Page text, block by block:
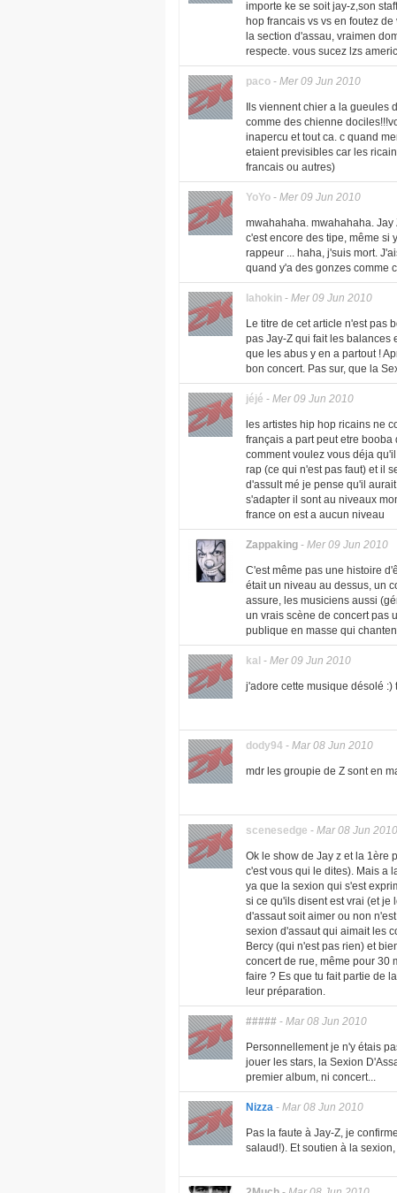
importe ke se soit jay-z,son
hop francais vs vs en foutez
la section d'assau, vraimen
respecte. vous sucez lzs
paco - Mer 09 Jun 2010
Ils viennent chier a la gueules
comme des chienne
inapercu et tout ca. c quand
etaient previsibles car les
francais ou autres)
YoYo - Mer 09 Jun 2010
mwahahaha. mwahahaha. Jay
c'est encore des tipe, même si
rappeur ... haha, j'suis mort.
quand y'a des gonzes comme
lahokin - Mer 09 Jun 2010
Le titre de cet article n'est pas
pas Jay-Z qui fait les balances
que les abus y en a partout !
bon concert. Pas sur, que la
jéjé - Mer 09 Jun 2010
les artistes hip hop ricains ne
français a part peut etre
comment voulez vous déja
rap (ce qui n'est pas faut) et il
d'assult mé je pense qu'il
s'adapter il sont au niveaux
france on est a aucun niveau
Zappaking - Mer 09 Jun 2010
C'est même pas une histoire
était un niveau au dessus, un
assure, les musiciens aussi
un vrais scène de concert pas
publique en masse qui
kal - Mer 09 Jun 2010
j'adore cette musique désolé :)
dody94 - Mar 08 Jun 2010
mdr les groupie de Z sont en
scenesedge - Mar 08 Jun 2010
Ok le show de Jay z et la 1ère
c'est vous qui le dites). Mais a
ya que la sexion qui s'est
si ce qu'ils disent est vrai (et je
d'assaut soit aimer ou non
sexion d'assaut qui aimait les
Bercy (qui n'est pas rien) et
concert de rue, même pour 30
faire ? Es que tu fait partie de
leur préparation.
##### - Mar 08 Jun 2010
Personnellement je n'y étais
jouer les stars, la Sexion
premier album, ni concert...
Nizza - Mar 08 Jun 2010
Pas la faute à Jay-Z, je
salaud!). Et soutien à la